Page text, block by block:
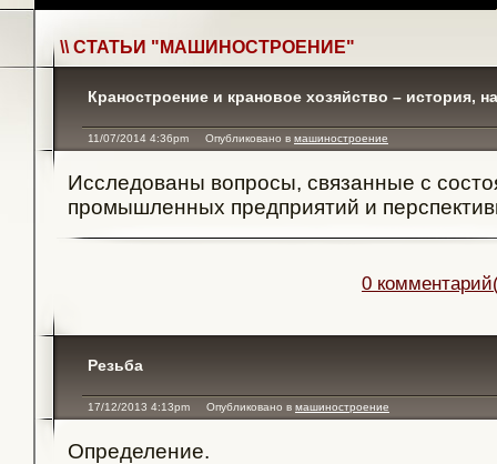
\\ СТАТЬИ "МАШИНОСТРОЕНИЕ"
Краностроение и крановое хозяйство – история,
11/07/2014 4:36pm Опубликовано в машиностроение
Исследованы вопросы, связанные с
промышленных предприятий и
0
Резьба
17/12/2013 4:13pm Опубликовано в машиностроение
Определение.